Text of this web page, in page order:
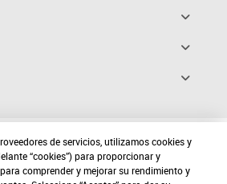
de servicios, utilizamos cookies y
“cookies”) para proporcionar y
comprender y mejorar su rendimiento y